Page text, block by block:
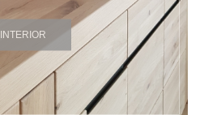
INTERIOR